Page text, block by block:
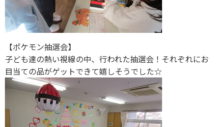
【ポケモン抽選会】
子ども達の熱い視線の中、行われた抽選会！それぞれにお
目当ての品がゲットできて嬉しそうでした☆